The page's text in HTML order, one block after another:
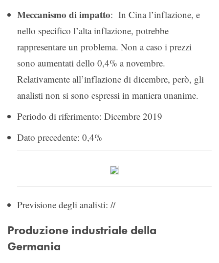
Meccanismo di impatto: In Cina l’inflazione, e
nello specifico l’alta inflazione, potrebbe
rappresentare un problema. Non a caso i prezzi
sono aumentati dello 0,4% a novembre.
Relativamente all’inflazione di dicembre, però, gli
analisti non si sono espressi in maniera unanime.
Periodo di riferimento: Dicembre 2019
Dato precedente: 0,4%
Previsione degli analisti: //
Produzione industriale della
Germania